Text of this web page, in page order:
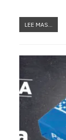
LEE MAS...